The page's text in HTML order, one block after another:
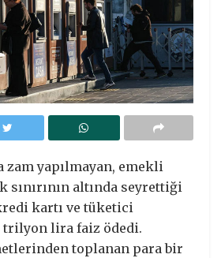
zam yapılmayan, emekli
sınırının altında seyrettiği
kartı ve tüketici
lira faiz ödedi.
toplanan para bir